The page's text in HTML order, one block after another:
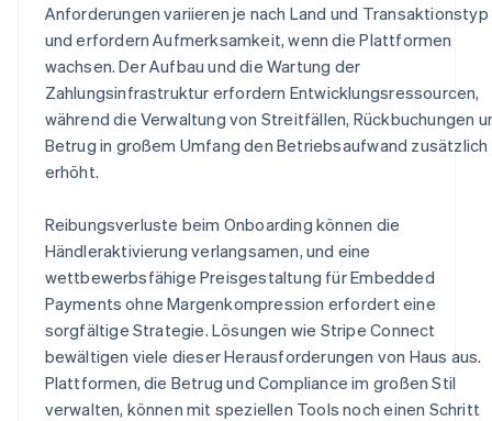
Anforderungen variieren je nach Land und Transaktionstyp
und erfordern Aufmerksamkeit, wenn die Plattformen
wachsen. Der Aufbau und die Wartung der
Zahlungsinfrastruktur erfordern Entwicklungsressourcen,
während die Verwaltung von Streitfällen, Rückbuchungen
Betrug in großem Umfang den Betriebsaufwand zusätzlich
erhöht.
Reibungsverluste beim Onboarding können die
Händleraktivierung verlangsamen, und eine
wettbewerbsfähige Preisgestaltung für Embedded
Payments ohne Margenkompression erfordert eine
sorgfältige Strategie. Lösungen wie Stripe Connect
bewältigen viele dieser Herausforderungen von Haus aus.
Plattformen, die Betrug und Compliance im großen Stil
verwalten, können mit speziellen Tools noch einen Schritt